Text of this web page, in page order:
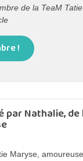
de la TeaM
!
par Nathalie,
Maryse,